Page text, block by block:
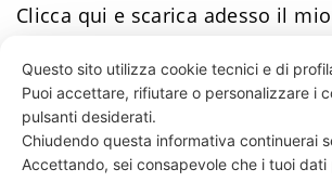
Clicca qui e scarica adesso il
43 LIKES
Questo sito utilizza cookie tecnici e di
Puoi accettare, rifiutare o personalizzare i
pulsanti desiderati.
Chiudendo questa informativa continuerai
Accettando, sei consapevole che i tuoi dati